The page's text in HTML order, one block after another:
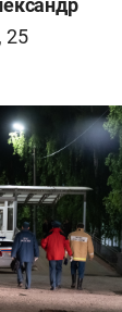
25